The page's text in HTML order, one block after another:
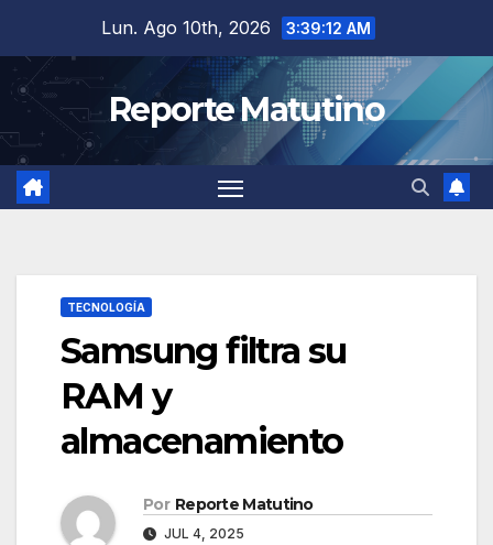
contenido
Lun. Ago 10th, 2026 3:39:13 AM
Reporte Matutino
TECNOLOGÍA
Samsung filtra su
RAM y
almacenamiento
Por Reporte Matutino
JUL 4, 2025